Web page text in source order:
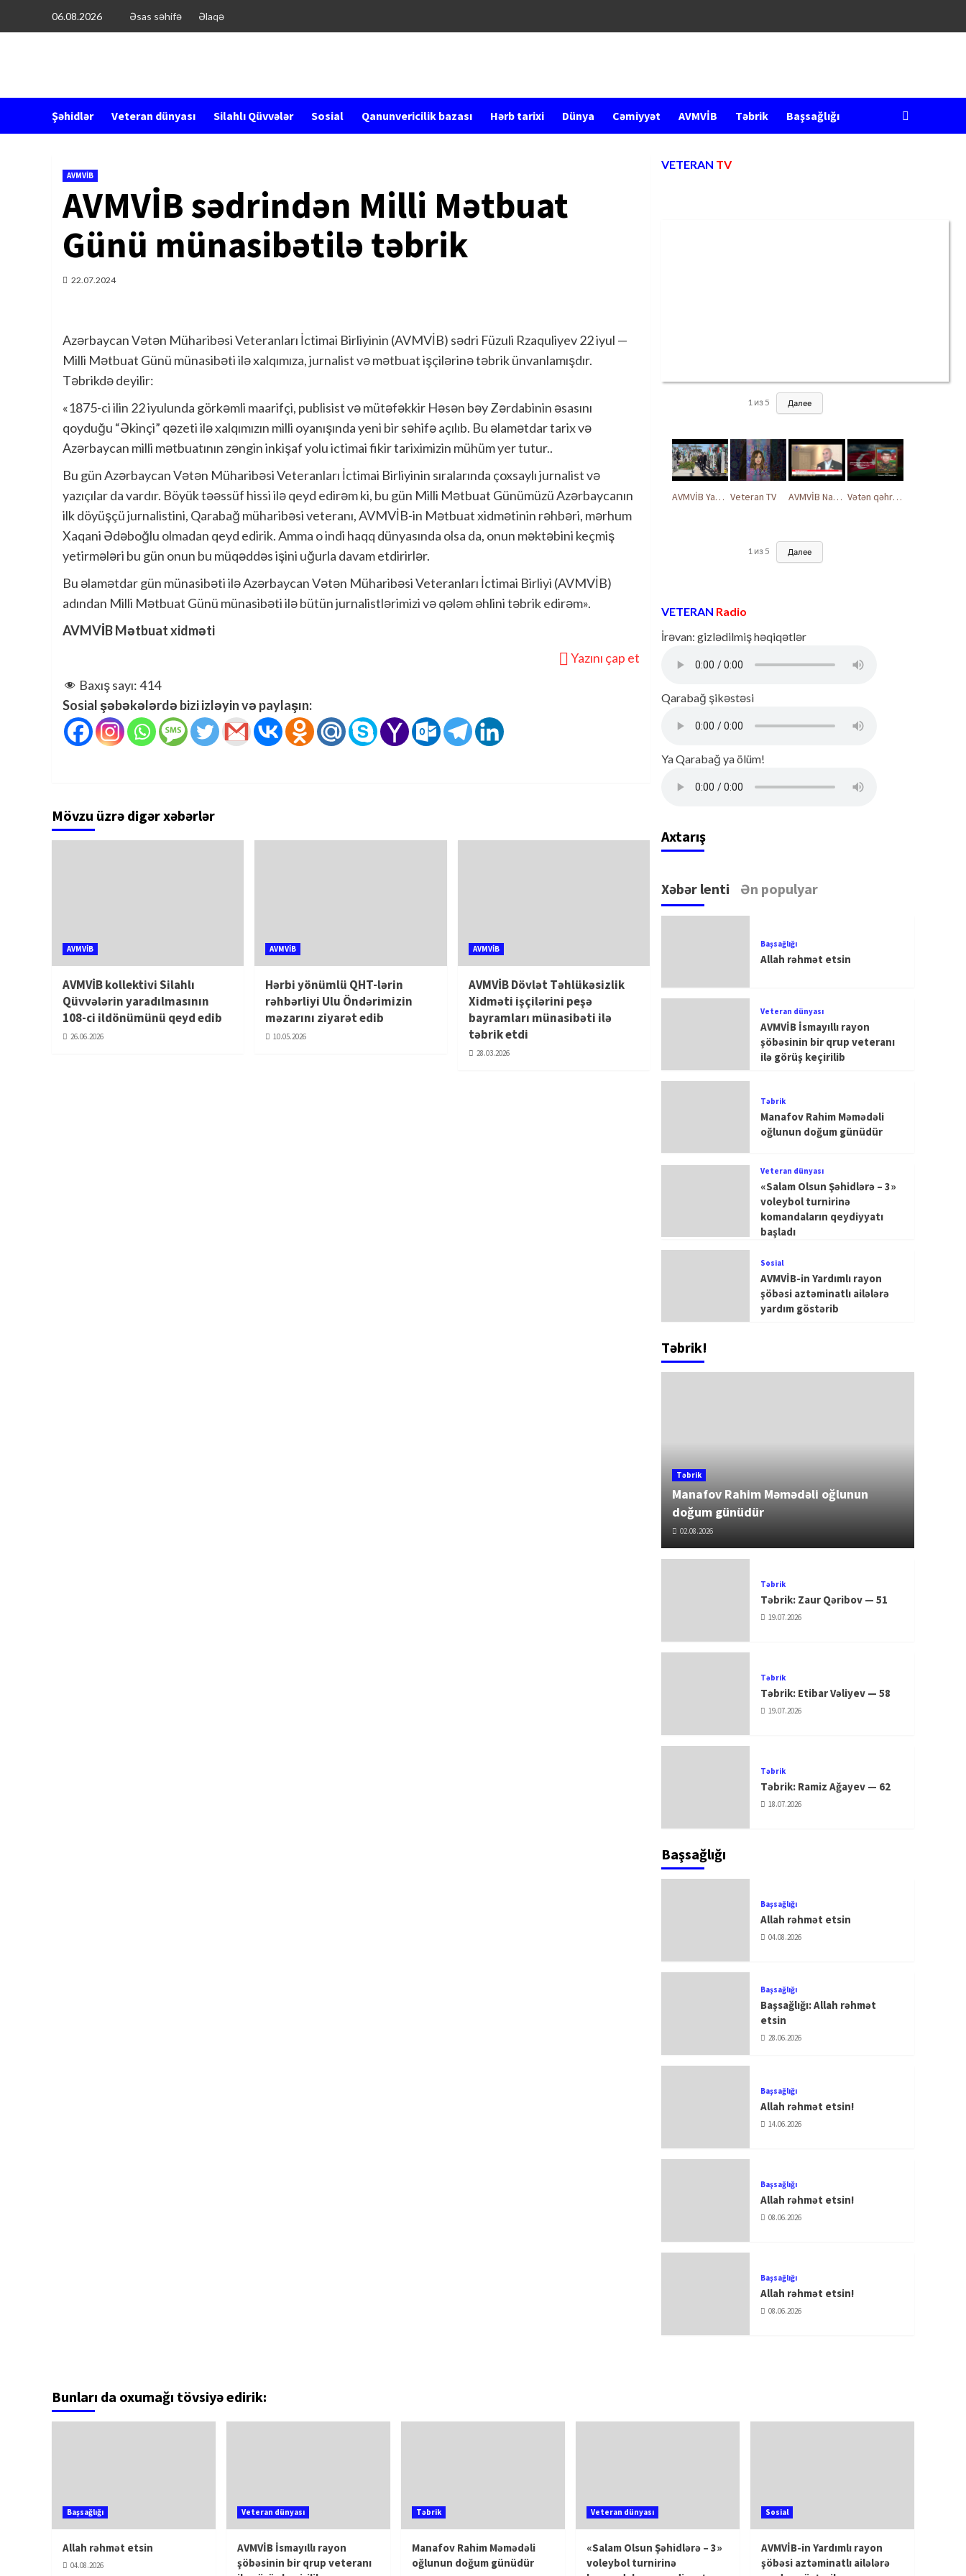
06.08.2026 Əsas səhifə Əlaqə
Şəhidlər Veteran dünyası Silahlı Qüvvələr Sosial Qanunvericilik bazası Hərb tarixi Dünya Cəmiyyət AVMVİB Təbrik Başsağlığı
AVMVİB
AVMVİB sədrindən Milli Mətbuat
Günü münasibətilə təbrik
22.07.2024
Azərbaycan Vətən Müharibəsi Veteranları İctimai Birliyinin (AVMVİB) sədri Füzuli Rzaquliyev 22 iyul —
Milli Mətbuat Günü münasibəti ilə xalqımıza, jurnalist və mətbuat işçilərinə təbrik ünvanlamışdır.
Təbrikdə deyilir:
«1875-ci ilin 22 iyulunda görkəmli maarifçi, publisist və mütəfəkkir Həsən bəy Zərdabinin əsasını
qoyduğu “Əkinçi” qəzeti ilə xalqımızın milli oyanışında yeni bir səhifə açılıb. Bu əlamətdar tarix və
Azərbaycan milli mətbuatının zəngin inkişaf yolu ictimai fikir tariximizin mühüm yer tutur..
Bu gün Azərbaycan Vətən Müharibəsi Veteranları İctimai Birliyinin sıralarında çoxsaylı jurnalist və
yazıçılar da vardır. Böyük təəssüf hissi ilə qeyd edirəm ki, bu gün Milli Mətbuat Günümüzü Azərbaycanın
ilk döyüşçü jurnalistini, Qarabağ müharibəsi veteranı, AVMVİB-in Mətbuat xidmətinin rəhbəri, mərhum
Xaqani Ədəboğlu olmadan qeyd edirik. Amma o indi haqq dünyasında olsa da, onun məktəbini keçmiş
yetirmələri bu gün onun bu müqəddəs işini uğurla davam etdirirlər.
Bu əlamətdar gün münasibəti ilə Azərbaycan Vətən Müharibəsi Veteranları İctimai Birliyi (AVMVİB)
adından Milli Mətbuat Günü münasibəti ilə bütün jurnalistlərimizi və qələm əhlini təbrik edirəm».
AVMVİB Mətbuat xidməti
Yazını çap et
Baxış sayı:414
Sosial şəbəkələrdə bizi izləyin və paylaşın:
Mövzu üzrə digər xəbərlər
AVMVİB
AVMVİB kollektivi Silahlı
Qüvvələrin yaradılmasının
108-ci ildönümünü qeyd edib
26.06.2026
AVMVİB
Hərbi yönümlü QHT-lərin
rəhbərliyi Ulu Öndərimizin
məzarını ziyarət edib
10.05.2026
AVMVİB
AVMVİB Dövlət Təhlükəsizlik
Xidməti işçilərini peşə
bayramları münasibəti ilə
təbrik etdi
28.03.2026
VETERAN TV
1 из5 Далее
AVMVİB Yasamal rayon şöbəsinin kollektivi Şəhidlər Xiyabanında Veteran TV AVMVİB Naxçıvan MR təşkilatı şəhidlərimizin xatirəsinə həsr olunmuş tədbir keçirdi Vətən qəhrəmanları ilə ucalır
1 из 5 Далее
VETERAN Radio
İrəvan: gizlədilmiş həqiqətlər
Qarabağ şikəstəsi
Ya Qarabağ ya ölüm!
Axtarış
Xəbər lenti Ən populyar
Başsağlığı
Allah rəhmət etsin
Veteran dünyası
AVMVİB İsmayıllı rayon
şöbəsinin bir qrup veteranı
ilə görüş keçirilib
Təbrik
Manafov Rahim Məmədəli
oğlunun doğum günüdür
Veteran dünyası
«Salam Olsun Şəhidlərə – 3»
voleybol turnirinə
komandaların qeydiyyatı
başladı
Sosial
AVMVİB-in Yardımlı rayon
şöbəsi aztəminatlı ailələrə
yardım göstərib
Təbrik!
Təbrik
Manafov Rahim Məmədəli oğlunun
doğum günüdür
02.08.2026
Təbrik
Təbrik: Zaur Qəribov — 51
19.07.2026
Təbrik
Təbrik: Etibar Vəliyev — 58
19.07.2026
Təbrik
Təbrik: Ramiz Ağayev — 62
18.07.2026
Başsağlığı
Başsağlığı
Allah rəhmət etsin
04.08.2026
Başsağlığı
Başsağlığı: Allah rəhmət
etsin
28.06.2026
Başsağlığı
Allah rəhmət etsin!
14.06.2026
Başsağlığı
Allah rəhmət etsin!
08.06.2026
Başsağlığı
Allah rəhmət etsin!
08.06.2026
Bunları da oxumağı tövsiyə edirik:
Başsağlığı
Allah rəhmət etsin
04.08.2026
Veteran dünyası
AVMVİB İsmayıllı rayon
şöbəsinin bir qrup veteranı
Təbrik
Manafov Rahim Məmədəli
oğlunun doğum günüdür
Veteran dünyası
«Salam Olsun Şəhidlərə – 3»
voleybol turnirinə
Sosial
AVMVİB-in Yardımlı rayon
şöbəsi aztəminatlı ailələrə